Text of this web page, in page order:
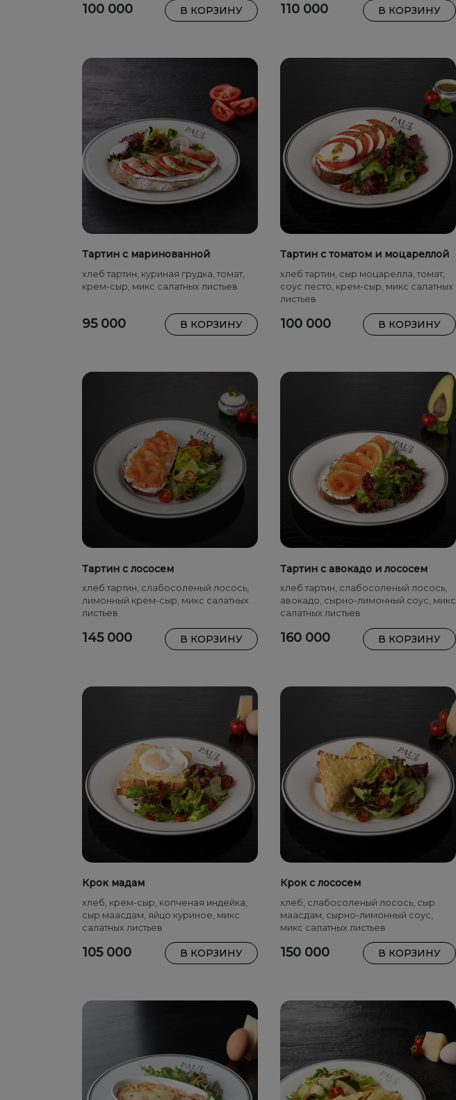
100 000 В КОРЗИНУ 110 000 В КОРЗИНУ
Тартин с маринованной
курицей
хлеб тартин, куриная грудка, томат,
крем-сыр, микс салатных листьев
95 000 В КОРЗИНУ
Тартин с томатом и моцареллой
хлеб тартин, сыр моцарелла, томат,
соус песто, крем-сыр, микс салатных
листьев
100 000 В КОРЗИНУ
Тартин с лососем
хлеб тартин, слабосоленый лосось,
лимонный крем-сыр, микс салатных
листьев
145 000 В КОРЗИНУ
Тартин с авокадо и лососем
хлеб тартин, слабосоленый лосось,
авокадо, сырно-лимонный соус, микс
салатных листьев
160 000 В КОРЗИНУ
Крок мадам
хлеб, крем-сыр, копченая индейка,
сыр маасдам, яйцо куриное, микс
салатных листьев
105 000 В КОРЗИНУ
Крок с лососем
хлеб, слабосоленый лосось, сыр
маасдам, сырно-лимонный соус,
микс салатных листьев
150 000 В КОРЗИНУ